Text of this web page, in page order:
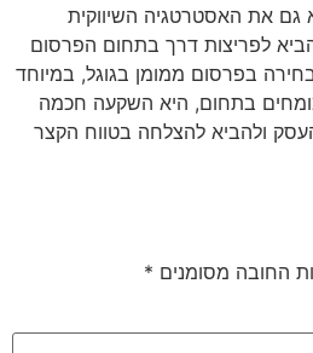
את האסטרטגיה השיווקית
לפריצות דרך בתחום הפרסום
בפרסום ממומן בגוגל, במיוחד
בתחום, היא השקעה חכמה
ולהביא להצלחה בטווח הקצר
החובה מסומנים *